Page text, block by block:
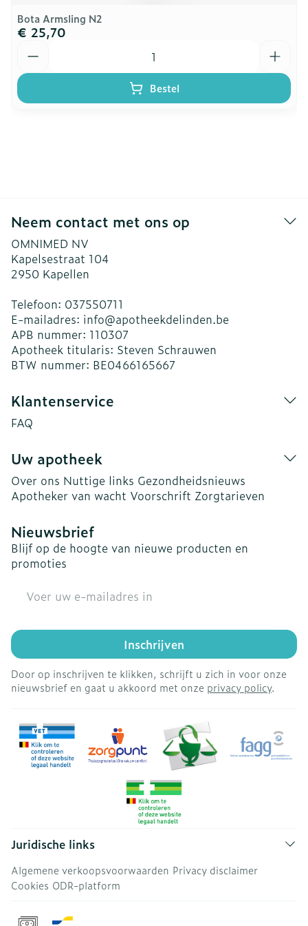
Bota Armsling N2
€ 25,70
Bestel
Neem contact met ons op
OMNIMED NV
Kapelsestraat 104
2950 Kapellen
Telefoon: 037550711
E-mailadres: info@apotheekdelinden.be
APB nummer: 110307
Apotheek titularis: Steven Schrauwen
BTW nummer: BE0466165667
Klantenservice
FAQ
Uw apotheek
Over ons Nuttige links Gezondheidsnieuws
Apotheker van wacht Voorschrift Zorgtarieven
Nieuwsbrief
Blijf op de hoogte van nieuwe producten en
promoties
Inschrijven
Door op inschrijven te klikken, schrijft u zich in voor onze
nieuwsbrief en gaat u akkoord met onze privacy policy.
Juridische links
Algemene verkoopsvoorwaarden Privacy disclaimer
Cookies ODR-platform